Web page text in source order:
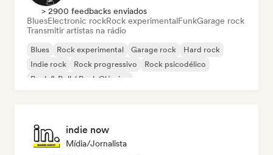
> 2900 feedbacks enviados
BluesElectronic rockRock experimentalFunkGarage rock
Transmitir artistas na rádio
Blues Rock experimental Garage rock
Hard rock
Indie rock
Rock progressivo
Rock psicodélico
Rock & Roll / Rock Clássico
indie now
Mídia/Jornalista